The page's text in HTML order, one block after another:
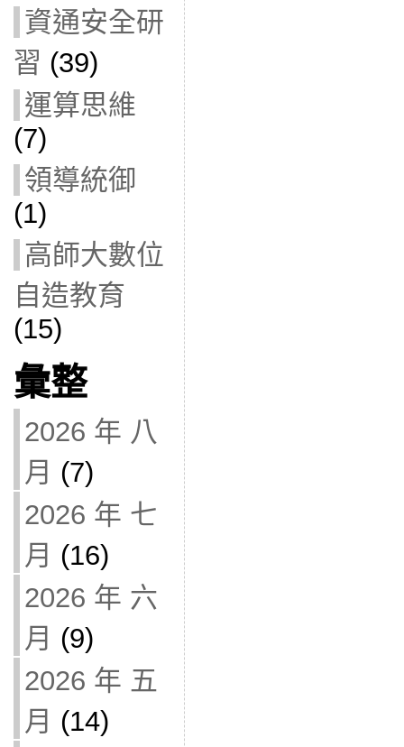
資通安全研
習 (39)
運算思維
(7)
領導統御
(1)
高師大數位
自造教育
(15)
彙整
2026 年 八
月 (7)
2026 年 七
月 (16)
2026 年 六
月 (9)
2026 年 五
月 (14)